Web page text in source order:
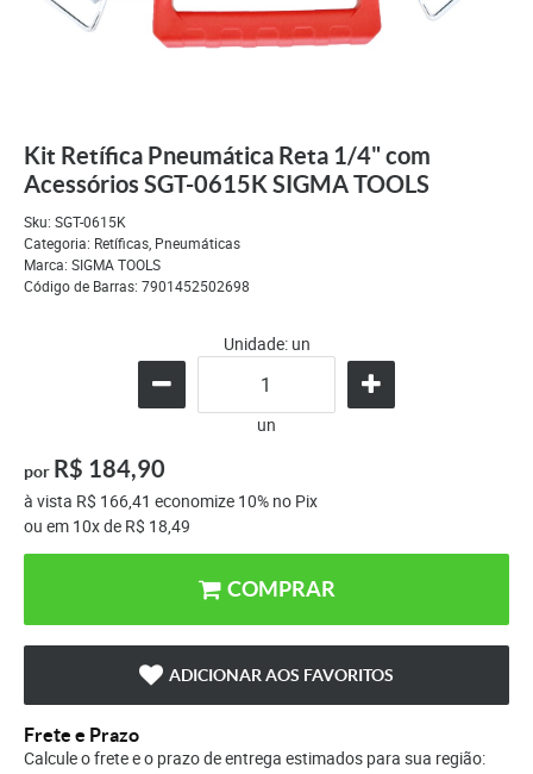
Kit Retífica Pneumática Reta 1/4" com
Acessórios SGT-0615K SIGMA TOOLS
Sku: SGT-0615K
Categoria: Retíficas, Pneumáticas
Marca: SIGMA TOOLS
Código de Barras: 7901452502698
Unidade: un
un
por R$ 184,90
à vista R$ 166,41 economize 10% no Pix
ou em 10xde R$ 18,49
COMPRAR
ADICIONAR AOS FAVORITOS
Frete e Prazo
Calcule o frete e o prazo de entrega estimados para sua região: